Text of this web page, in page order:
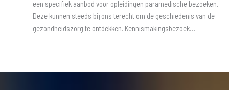
een specifiek aanbod voor opleidingen paramedische bezoeken.
Deze kunnen steeds bij ons terecht om de geschiedenis van de
gezondheidszorg te ontdekken. Kennismakingsbezoek…